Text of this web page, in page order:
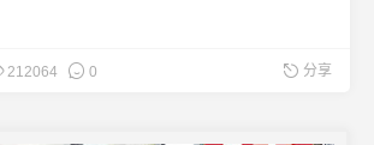
212064 0 分享